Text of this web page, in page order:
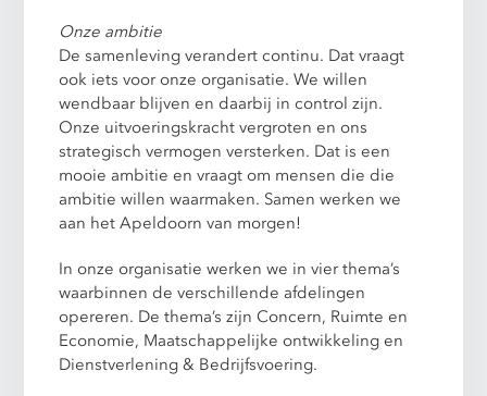
Onze ambitie
De samenleving verandert continu. Dat vraagt
ook iets voor onze organisatie. We willen
wendbaar blijven en daarbij in control zijn.
Onze uitvoeringskracht vergroten en ons
strategisch vermogen versterken. Dat is een
mooie ambitie en vraagt om mensen die die
ambitie willen waarmaken. Samen werken we
aan het Apeldoorn van morgen!
In onze organisatie werken we in vier thema’s
waarbinnen de verschillende afdelingen
opereren. De thema’s zijn Concern, Ruimte en
Economie, Maatschappelijke ontwikkeling en
Dienstverlening & Bedrijfsvoering.